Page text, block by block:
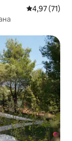
Средна
4,97 (71)